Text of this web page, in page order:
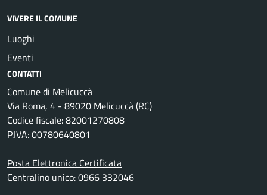
VIVERE IL COMUNE
Luoghi
Eventi
CONTATTI
Comune di Melicuccà
Via Roma, 4 - 89020 Melicuccà (RC)
Codice fiscale: 82001270808
P.IVA: 00780640801
Posta Elettronica Certificata
Centralino unico: 0966 332046